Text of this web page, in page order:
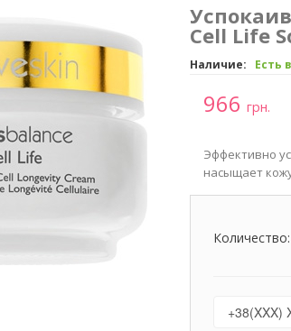
Cell Life
Наличие: Есть
966 грн.
Эффективно
насыщает
Количество: